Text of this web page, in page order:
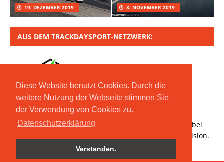
Diese Website benutzt Cookies. Durch die
weitere Nutzung der Webseite stimmen Sie
der Verwendung von Cookies zu.
Datenschutzerklärung
Verstanden.
19. DEZEMBER 2019 3. NOVEMBER 2019
AUS DEM TRACKDAYSPORT-NETZWERK:
Copyright © 2020 Moritz Nolte GmbH | Mit *
gekennzeichnete Links sind Affiliate-Links. Bestellt ihr bei
den verlinkten Händlern, erhalten wir eine kleine Provision.